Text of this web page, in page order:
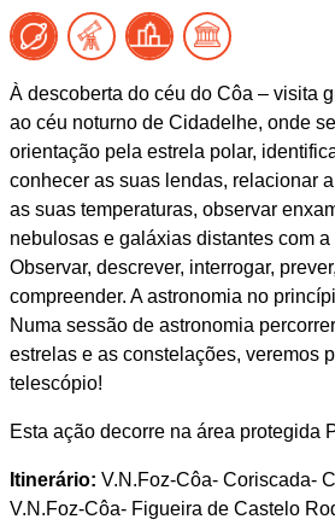
À descoberta do céu do Côa – visita
ao céu noturno de Cidadelhe, onde
orientação pela estrela polar,
conhecer as suas lendas, relacionar
as suas temperaturas, observar
nebulosas e galáxias distantes com
Observar, descrever, interrogar,
compreender. A astronomia no
Numa sessão de astronomia
estrelas e as constelações, veremos
telescópio!
Esta ação decorre na área protegida
Itinerário: V.N.Foz-Côa- Coriscada-
V.N.Foz-Côa- Figueira de Castelo